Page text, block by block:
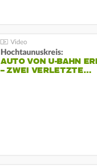
Hochtaunuskreis:
AUTO VON U-BAHN
– ZWEI VERLETZTE…